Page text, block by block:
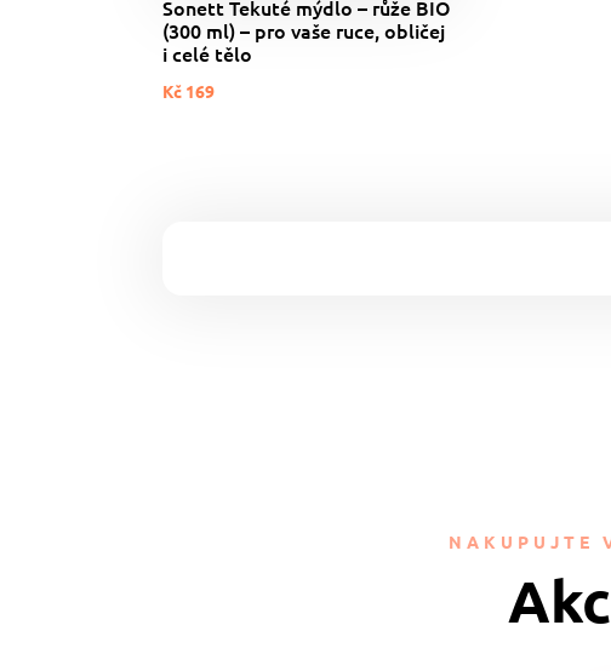
Sonett Tekuté mýdlo – růže BIO
(300 ml) – pro vaše ruce, obličej
i celé tělo
Kč 169
NAKUPUJTE